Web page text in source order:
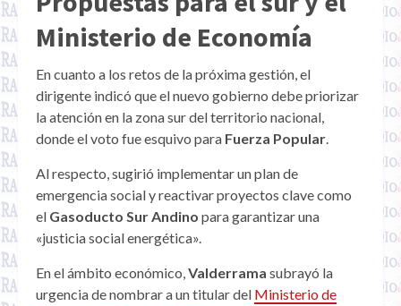
Ministerio de Economía
En cuanto a los retos de la próxima gestión, el
dirigente indicó que el nuevo gobierno debe priorizar
la atención en la zona sur del territorio nacional,
donde el voto fue esquivo para Fuerza Popular.
Al respecto, sugirió implementar un plan de
emergencia social y reactivar proyectos clave como
el Gasoducto Sur Andino para garantizar una
«justicia social energética».
En el ámbito económico,Valderrama subrayó la
urgencia de nombrar a un titular del Ministerio de